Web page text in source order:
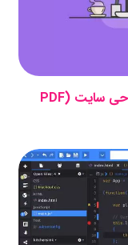
دانلود 2 بهترین کتاب های آموزش طراحی سایت (PDF